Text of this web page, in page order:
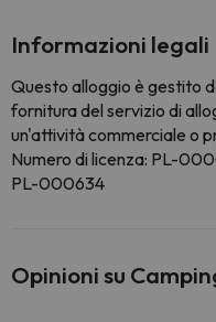
Informazioni legali
Questo alloggio è gestito
fornitura del servizio di
un'attività commerciale o
Numero di licenza: PL-
PL-000634
Opinioni su